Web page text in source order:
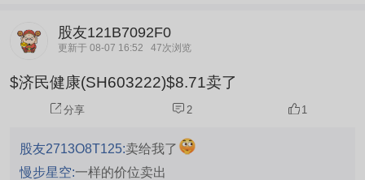
股友121B7092F0
更新于 08-07 16:52 47次浏览
$济民健康(SH603222)$8.71卖了
分享 2 1
股友2713O8T125:卖给我了
慢步星空:一样的价位卖出